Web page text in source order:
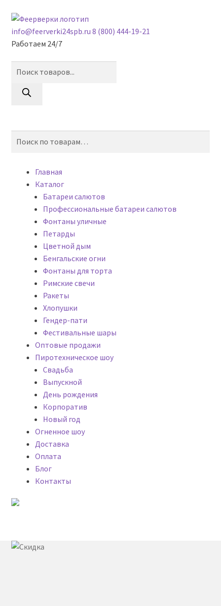
Skip
to
navigation
Skip
to
content
info@feerverki24spb.ru 8 (800) 444-19-21
Работаем 24/7
Главная
Каталог
Батареи салютов
Профессиональные батареи салютов
Фонтаны уличные
Петарды
Цветной дым
Бенгальские огни
Фонтаны для торта
Римские свечи
Ракеты
Хлопушки
Гендер-пати
Фестивальные шары
Оптовые продажи
Пиротехническое шоу
Cвадьба
Выпускной
День рождения
Корпоратив
Новый год
Огненное шоу
Доставка
Оплата
Блог
Контакты
Главная